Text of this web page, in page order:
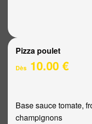
Pizza poulet
Dès 10.00 €
Base sauce tomate,
champignons